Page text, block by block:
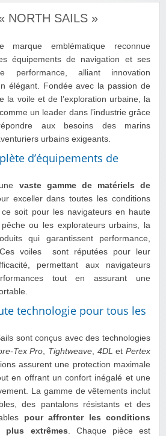
NORTH SAILS »
emblématique reconnue
équipements de navigation et ses
performance, alliant innovation
élégant. Fondée avec la passion de
la voile et de l’exploration urbaine, la
un leader dans l’industrie grâce
aux besoins des marins
urbains exigeants.
d’équipements de
vaste gamme de matériels de
exceller dans toutes les conditions
soit pour les navigateurs en haute
ou les explorateurs urbains, la
qui garantissent performance,
voiles sont réputées pour leur
permettant aux navigateurs
tout en assurant une
technologie pour tous les
sont conçus avec des technologies
Tex Pro Tightweave 4DL etPertex
assurent une protection maximale
en offrant un confort inégalé et une
La gamme de vêtements inclut
des pantalons résistants et des
pour affronter les conditions
plus extrêmes . Chaque pièce est